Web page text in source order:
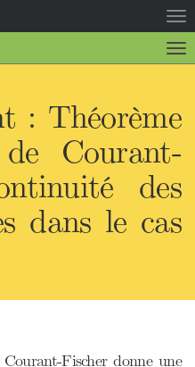
la
la
: Théorème
Courant-
des
dans le cas
Fischer donne une